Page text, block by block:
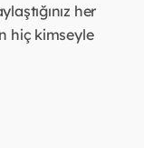
her
hiç kimseyle